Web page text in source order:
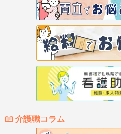
介護職コラム